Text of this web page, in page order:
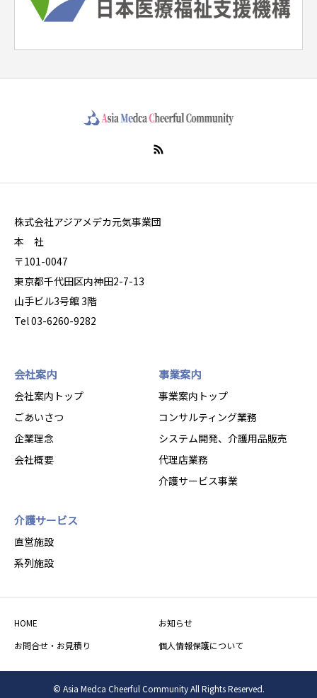
株式会社アジアメデカ元気事業団
本 社
〒101-0047
東京都千代田区内神田2-7-13
山手ビル3号館 3階
Tel 03-6260-9282
会社案内
会社案内トップ
ごあいさつ
企業理念
会社概要
事業案内
事業案内トップ
コンサルティング業務
システム開発、介護用品販売
代理店業務
介護サービス事業
介護サービス
直営施設
系列施設
HOME
お知らせ
お問合せ・お見積り
個人情報保護について
© Asia Medca Cheerful Community All Rights Reserved.